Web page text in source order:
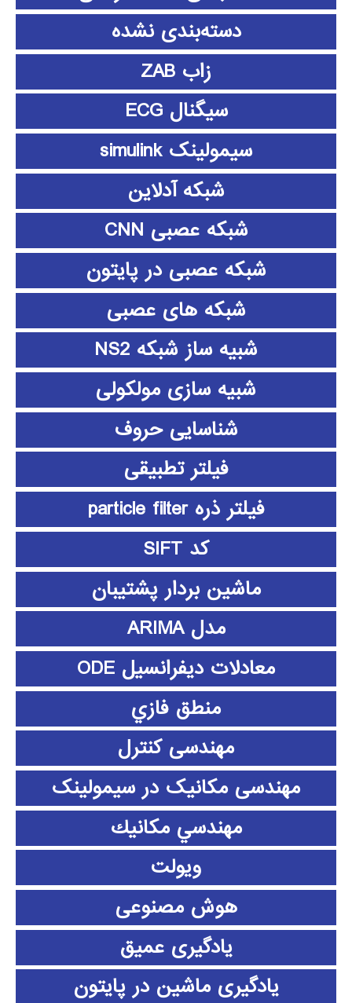
دسته‌بندی نشده
زاب ZAB
سیگنال ECG
سیمولینک simulink
شبکه آدلاین
شبکه عصبی CNN
شبکه عصبی در پایتون
شبکه های عصبی
شبیه ساز شبکه NS2
شبیه سازی مولکولی
شناسایی حروف
فیلتر تطبیقی
فیلتر ذره particle filter
کد SIFT
ماشین بردار پشتیبان
مدل ARIMA
معادلات دیفرانسیل ODE
منطق فازي
مهندسی کنترل
مهندسی مکانیک در سیمولینک
مهندسي مكانيك
ویولت
هوش مصنوعی
یادگیری عمیق
یادگیری ماشین در پایتون